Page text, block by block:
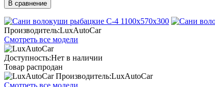
В сравнение
Производитель:LuxAutoCar
Смотреть все модели
Доступность:Нет в наличии
Товар распродан
Производитель:LuxAutoCar
Смотреть все модели